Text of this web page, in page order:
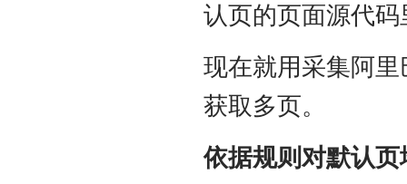
认页的页面源代码
现在就用采集阿
获取多页。
依据规则对默认